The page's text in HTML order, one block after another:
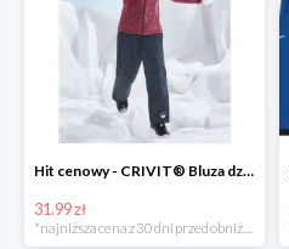
Hit cenowy - CRIVIT® Bluza dziewczęca z polaru
31.99 zł